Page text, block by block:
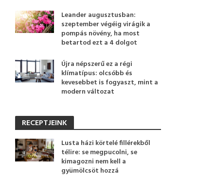
Leander augusztusban:
szeptember végéig virágik a
pompás növény, ha most
betartod ezt a 4 dolgot
Újra népszerű ez a régi
klímatípus: olcsóbb és
kevesebbet is fogyaszt, mint a
modern változat
RECEPTJEINK
Lusta házi körtelé fillérekből
télire: se megpucolni, se
kimagozni nem kell a
gyümölcsöt hozzá